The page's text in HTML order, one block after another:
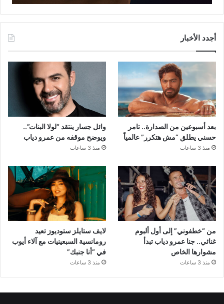
أجدد الأخبار
بعد أسبوعين من الصدارة.. تامر
حسني يطلق “مش هتكرر” عالمياً
منذ 3 ساعات
وائل جسار ينتقد “لولا البنات”..
ويوضح موقفه من عمرو دياب
منذ 3 ساعات
من “خطفوني” إلى أول ألبوم
غنائي.. جنا عمرو دياب تبدأ
مشوارها الخاص
منذ 3 ساعات
لايف ستايلز ستوديوز تعيد
رومانسية السبعينيات مع آلاء أيوب
في “أنا جنبك”
منذ 3 ساعات